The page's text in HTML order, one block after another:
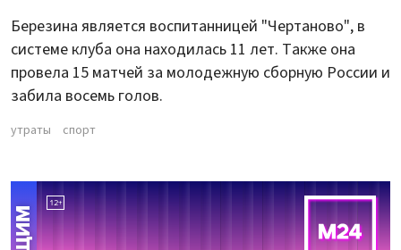
Березина является воспитанницей "Чертаново", в
системе клуба она находилась 11 лет. Также она
провела 15 матчей за молодежную сборную России и
забила восемь голов.
утраты спорт